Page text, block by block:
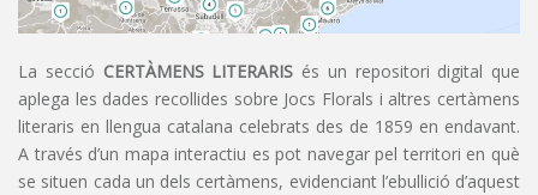
La secció CERTÀMENS LITERARIS és un repositori digital que
aplega les dades recollides sobre Jocs Florals i altres certàmens
literaris en llengua catalana celebrats des de 1859 en endavant.
A través d’un mapa interactiu es pot navegar pel territori en què
se situen cada un dels certàmens, evidenciant l’ebullició d’aquest